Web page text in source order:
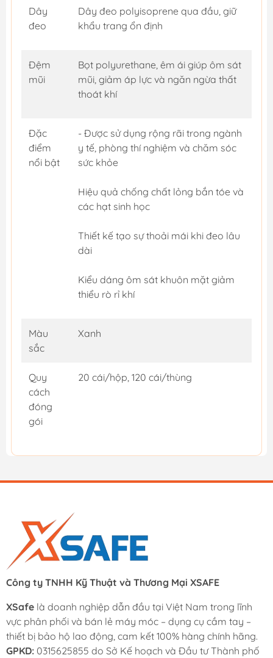
Dây
đeo
Dây đeo polyisoprene qua đầu, giữ
khẩu trang ổn định
Đệm
mũi
Bọt polyurethane, êm ái giúp ôm sát
mũi, giảm áp lực và ngăn ngừa thất
thoát khí
Đặc
điểm
nổi bật
- Được sử dụng rộng rãi trong ngành
y tế, phòng thí nghiệm và chăm sóc
sức khỏe
Hiệu quả chống chất lỏng bắn tóe và
các hạt sinh học
Thiết kế tạo sự thoải mái khi đeo lâu
dài
Kiểu dáng ôm sát khuôn mặt giảm
thiểu rò rỉ khí
Màu
sắc
Xanh
Quy
cách
đóng
gói
20 cái/hộp, 120 cái/thùng
Công ty TNHH Kỹ Thuật và Thương Mại XSAFE
XSafe là doanh nghiệp dẫn đầu tại Việt Nam trong lĩnh
vực phân phối và bán lẻ máy móc – dụng cụ cầm tay –
thiết bị bảo hộ lao động, cam kết 100% hàng chính hãng.
GPKD: 0315625855 do Sở Kế hoạch và Đầu tư Thành phố